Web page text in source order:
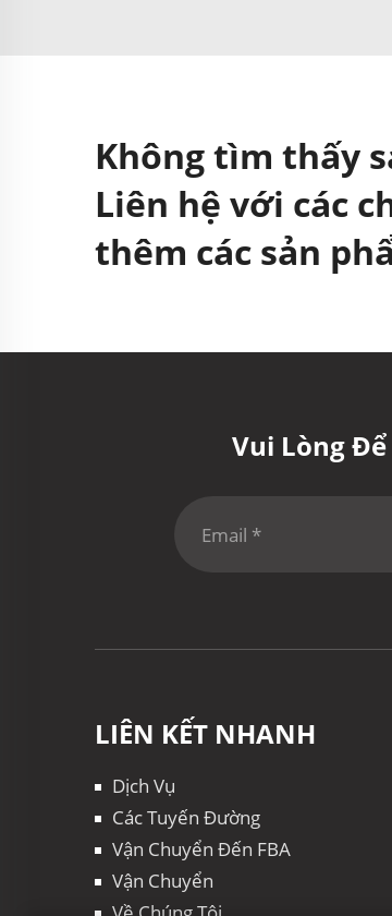
Không tìm thấy
Liên hệ với các
thêm các sản
Vui Lòng Để
LIÊN KẾT NHANH
Dịch Vụ
Các Tuyến Đường
Vận Chuyển Đến FBA
Vận Chuyển